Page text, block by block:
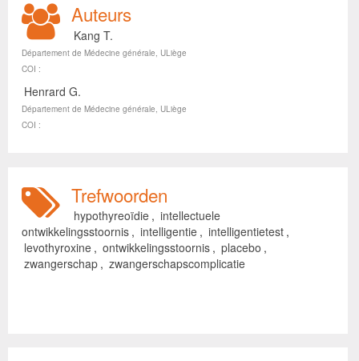
Auteurs
Kang T.
Département de Médecine générale, ULiège
COI :
Henrard G.
Département de Médecine générale, ULiège
COI :
Trefwoorden
hypothyreoïdie , intellectuele
ontwikkelingsstoornis , intelligentie , intelligentietest ,
levothyroxine , ontwikkelingsstoornis , placebo ,
zwangerschap , zwangerschapscomplicatie